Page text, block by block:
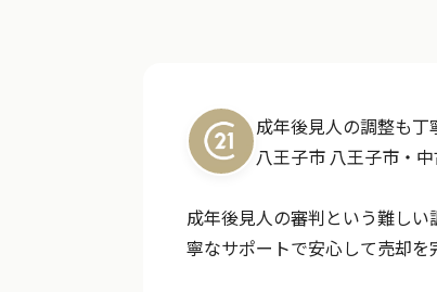
成年後見人の調整も丁
八王子市 八王子市・
成年後見人の審判という難し
寧なサポートで安心して売却を